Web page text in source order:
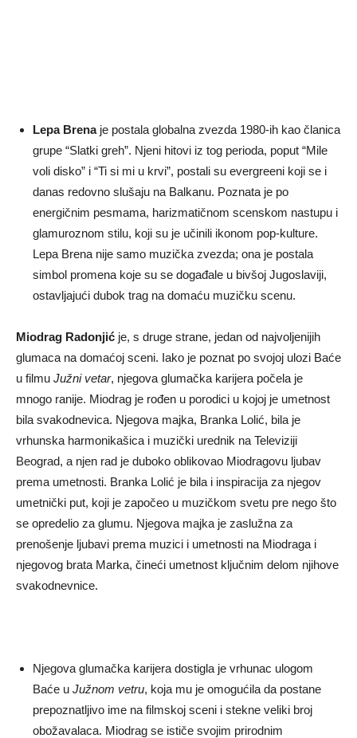
Lepa Brenaje postala globalna zvezda 1980-ih kao članica
grupe “Slatki greh”. Njeni hitovi iz tog perioda, poput “Mile
voli disko” i “Ti si mi u krvi”, postali su evergreeni koji se i
danas redovno slušaju na Balkanu. Poznata je po
energičnim pesmama, harizmatičnom scenskom nastupu i
glamuroznom stilu, koji su je učinili ikonom pop-kulture.
Lepa Brena nije samo muzička zvezda; ona je postala
simbol promena koje su se događale u bivšoj Jugoslaviji,
ostavljajući dubok trag na domaću muzičku scenu.
Miodrag Radonjić je, s druge strane, jedan od najvoljenijih
glumaca na domaćoj sceni. Iako je poznat po svojoj ulozi Baće
u filmu Južni vetar, njegova glumačka karijera počela je
mnogo ranije. Miodrag je rođen u porodici u kojoj je umetnost
bila svakodnevica. Njegova majka, Branka Lolić, bila je
vrhunska harmonikašica i muzički urednik na Televiziji
Beograd, a njen rad je duboko oblikovao Miodragovu ljubav
prema umetnosti. Branka Lolić je bila i inspiracija za njegov
umetnički put, koji je započeo u muzičkom svetu pre nego što
se opredelio za glumu. Njegova majka je zaslužna za
prenošenje ljubavi prema muzici i umetnosti na Miodraga i
njegovog brata Marka, čineći umetnost ključnim delom njihove
svakodnevnice.
Njegova glumačka karijera dostigla je vrhunac ulogom
Baće u Južnom vetru, koja mu je omogućila da postane
prepoznatljivo ime na filmskoj sceni i stekne veliki broj
obožavalaca. Miodrag se ističe svojim prirodnim